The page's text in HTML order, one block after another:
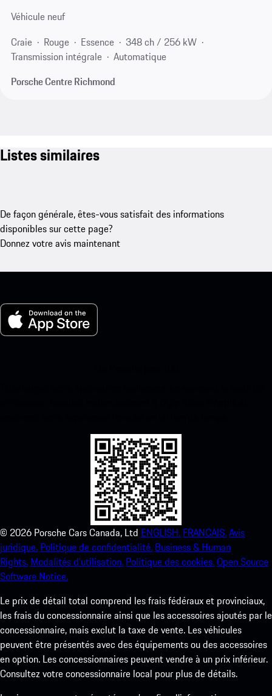
Véhicule neuf
Craie
Rouge Essence
348 ch / 256 kW
Transmission intégrale
Automatique
Porsche Centre Richmond
Listes similaires
De façon générale, êtes-vous satisfait des informations
disponibles sur cette page?
Donnez votre avis maintenant
© 2026 Porsche Cars Canada, Ltd ENGLISH. FRANCAIS.Avis
juridique. Politique de confidentialité. Business & Human
Rights. Modalités d’utilisation. Politique des cookies.Open Source
Software Notice.
Le prix de détail total comprend les frais fédéraux et provinciaux,
les frais du concessionnaire ainsi que les accessoires ajoutés par le
concessionnaire, mais exclut la taxe de vente. Les véhicules
peuvent être présentés avec des équipements ou des accessoires
en option. Les concessionnaires peuvent vendre à un prix inférieur.
Consultez votre concessionnaire local pour plus de détails.